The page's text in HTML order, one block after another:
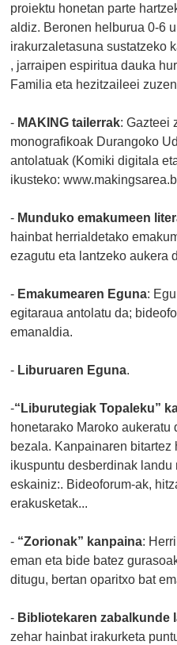
proiektu honetan parte
aldiz. Beronen helburua 0-6
irakurzaletasuna sustatzeko
, jarraipen espiritua dauka
Familia eta hezitzaileei
- MAKING tailerrak: Gazteei
monografikoak Durangoko
antolatuak (Komiki digitala
ikusteko:
- Munduko emakumeen
hainbat herrialdetako
ezagutu eta lantzeko aukera
- Emakumearen Eguna:
egitaraua antolatu da;
emanaldia.
- Liburuaren Eguna.
-“Liburutegiak Topaleku”
honetarako Maroko
bezala. Kanpainaren bitartez
ikuspuntu desberdinak
eskainiz:. Bideoforum-ak,
erakusketak...
- “Zorionak” kanpaina:
eman eta bide batez
ditugu, bertan oparitxo bat
- Bibliotekaren zabalkunde
zehar hainbat irakurketa